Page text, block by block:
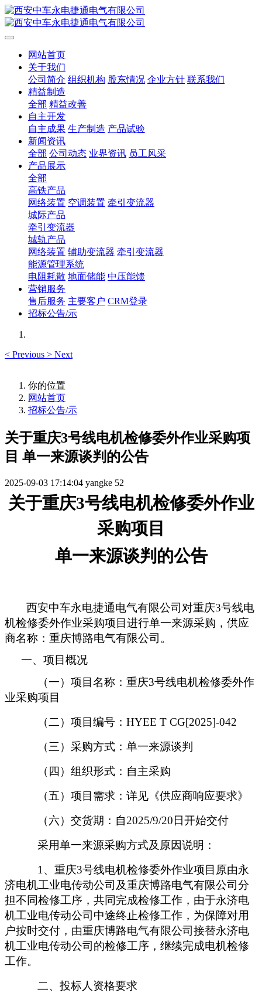
网站首页
关于我们
公司简介 组织机构 股东情况 企业方针 联系我们
精益制造
全部 精益改善
自主开发
自主成果 生产制造 产品试验
新闻资讯
全部 公司动态 业界资讯 员工风采
产品展示
全部
高铁产品
网络装置 空调装置 牵引变流器
城际产品
牵引变流器
城轨产品
网络装置 辅助变流器 牵引变流器
能源管理系统
电阻耗散 地面储能 中压能馈
营销服务
售后服务 主要客户 CRM登录
招标公告/示
< Previous > Next
你的位置
网站首页
招标公告/示
关于重庆3号线电机检修委外作业采购项
目 单一来源谈判的公告
2025-09-03 17:14:04 yangke 52
关于重庆3号线电机检修委外作业
采购项目
单一来源谈判 的公告
西安中车永电捷通电气有限公司对重庆3号线电
机检修委外作业采购项目进行单一来源采购，供应
商名称： 重庆博路电气有限公司 。
一、项目概况
（一）项目名称： 重庆3号线电机检修委外作
业采购项目
（二）项目编号： HYEE T CG[2025]-042
（三）采购方式：单一来源谈判
（四）组织形式：自主采购
（五）项目需求：详见《供应商响应要求》
（六）交货期：自2025/9/20日开始交付
采用单一来源采购方式及原因说明：
1、 重庆3号线电机检修委外作业项目原由永
济电机工业电传动公司及重庆博路电气有限公司分
担不同检修工序，共同完成检修工作，由于永济电
机工业电传动公司中途终止检修工作，为保障对用
户按时交付，由重庆博路电气有限公司接替永济电
机工业电传动公司的检修工序，继续完成电机检修
工作。
二、投标人资格要求